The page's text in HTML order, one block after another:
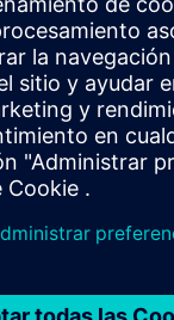
is an automated
load capacity
This model can
or special